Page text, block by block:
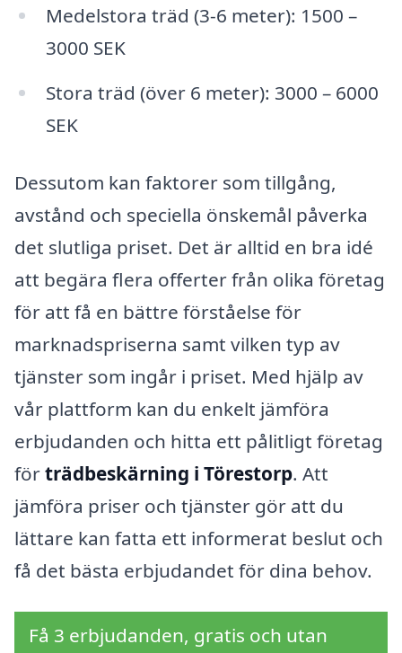
Medelstora träd (3-6 meter): 1500 –
3000 SEK
Stora träd (över 6 meter): 3000 – 6000
SEK
Dessutom kan faktorer som tillgång,
avstånd och speciella önskemål påverka
det slutliga priset. Det är alltid en bra idé
att begära flera offerter från olika företag
för att få en bättre förståelse för
marknadspriserna samt vilken typ av
tjänster som ingår i priset. Med hjälp av
vår plattform kan du enkelt jämföra
erbjudanden och hitta ett pålitligt företag
förträdbeskärning i Törestorp. Att
jämföra priser och tjänster gör att du
lättare kan fatta ett informerat beslut och
få det bästa erbjudandet för dina behov.
Få 3 erbjudanden, gratis och utan